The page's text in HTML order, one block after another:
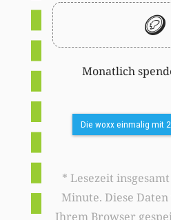
🪙
Monatlich
Die woxx einmalig mit
* Lesezeit insgesamt
Minute. Diese
Ihrem Browser